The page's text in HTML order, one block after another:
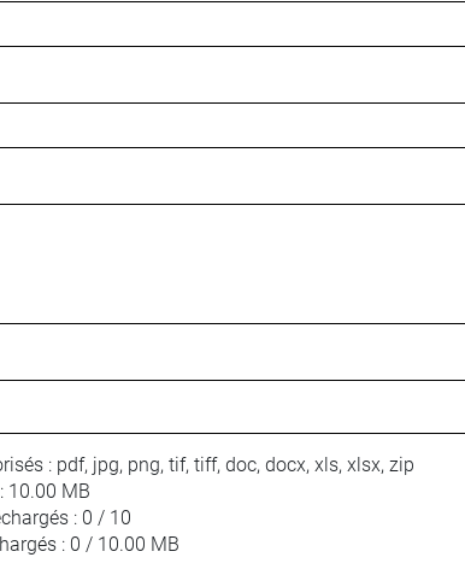
: pdf, jpg, png, tif, tiff, doc, docx, xls, xlsx, zip
10.00 MB
: 0 / 10
: 0 / 10.00 MB